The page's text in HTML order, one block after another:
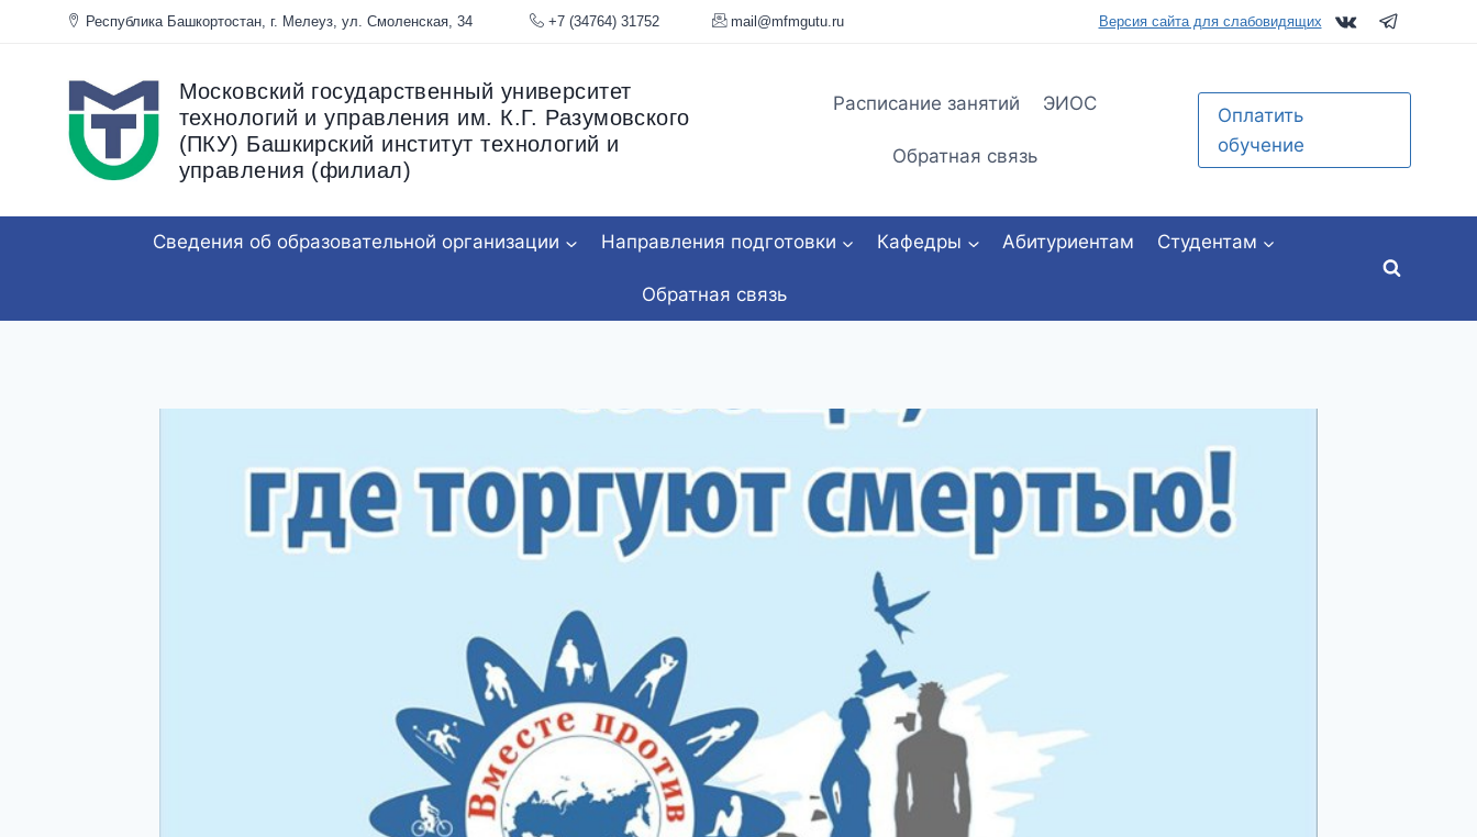
Перейти
Республика Башкортостан, г. Мелеуз, ул. Смоленская, 34 +7 (34764) 31752 mail@mfmgutu.ru Версия сайта для слабовидящих
Московский государственный университет
технологий и управления им. К.Г. Разумовского
(ПКУ) Башкирский институт технологий и
управления (филиал)
Расписание занятий ЭИОС
Обратная связь
Оплатить
обучение
Сведения об образовательной организации Направления подготовки Кафедры Абитуриентам Студентам
Обратная связь